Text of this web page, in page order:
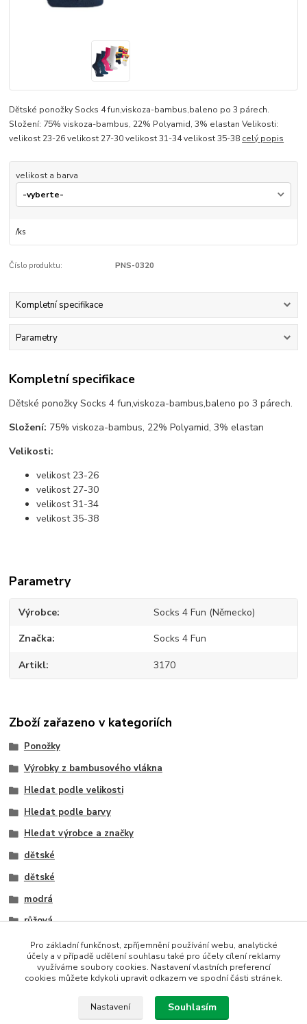
Dětské ponožky Socks 4 fun,viskoza-bambus,baleno po 3 párech.
Složení: 75% viskoza-bambus, 22% Polyamid, 3% elastan Velikosti:
velikost 23-26 velikost 27-30 velikost 31-34 velikost 35-38 celý popis
velikost a barva
/ks
Číslo produktu: PNS-0320
Kompletní specifikace
Parametry
Kompletní specifikace
Dětské ponožky Socks 4 fun,viskoza-bambus,baleno po 3 párech.
Složení: 75% viskoza-bambus, 22% Polyamid, 3% elastan
Velikosti:
velikost 23-26
velikost 27-30
velikost 31-34
velikost 35-38
Parametry
Výrobce Socks 4 Fun (Německo)
Značka Socks 4 Fun
Artikl 3170
Zboží zařazeno v kategoriích
Ponožky
Výrobky z bambusového vlákna
Hledat podle velikosti
Hledat podle barvy
Hledat výrobce a značky
dětské
dětské
modrá
růžová
bílá
černá
Pro základní funkčnost, zpříjemnění používání webu, analytické
účely a v případě udělení souhlasu také pro účely cílení reklamy
využíváme soubory cookies. Nastavení vlastních preferencí
cookies můžete kdykoli upravit odkazem ve spodní části stránek.
Nastavení Souhlasím